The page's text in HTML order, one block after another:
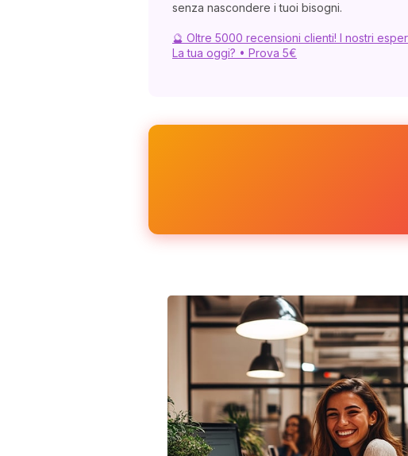
senza nascondere i tuoi bisogni.
🔮 Oltre 5000 recensioni clienti! I nostri
La tua oggi? • Prova 5€